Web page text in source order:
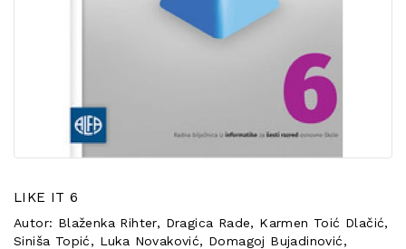
LIKE IT 6
Autor: Blaženka Rihter, Dragica Rade, Karmen Toić Dlačić,
Siniša Topić, Luka Novaković, Domagoj Bujadinović,